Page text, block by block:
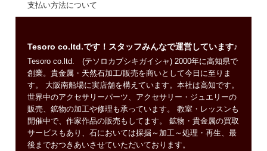
支払い方法について
Tesoro co.ltd.です！スタッフみんなで運営しています♪
Tesoro co.ltd. (テソロカブシキガイシャ) 2000年に高知県で
創業。貴金属・天然石加工/販売を商いとして今日に至りま
す。 大阪南船場に実店舗を構えています。本社は高知です。
世界中のアクセサリーパーツ、アクセサリー・ジュエリーの
販売、鉱物の加工や修理も承っています。 教室・レッスンも
開催中で、作家作品の販売もしてます。 鉱物・貴金属の買取
サービスもあり、石においては採掘～加工～処理・再生、最
後までおつきあいさせていただいております。